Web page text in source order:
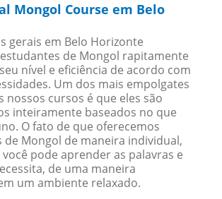
Mongol Course em Belo
gerais em Belo Horizonte
de Mongol rapitamente
nível e eficiência de acordo com
Um dos mais empolgates
nossos cursos é que eles são
inteiramente baseados no que
O fato de que oferecemos
de Mongol de maneira individual,
pode aprender as palavras e
de uma maneira
um ambiente relaxado.